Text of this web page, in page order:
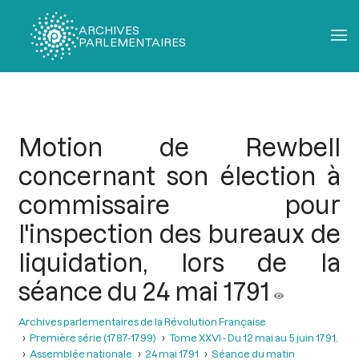
ARCHIVES
PARLEMENTAIRES
Motion de Rewbell
concernant son élection à
commissaire pour
l'inspection des bureaux de
liquidation, lors de la
séance du 24 mai 1791
Archives parlementaires de la Révolution Française
Première série (1787-1799)
Tome XXVI - Du 12 mai au 5 juin 1791.
Assemblée nationale
24 mai 1791
Séance du matin